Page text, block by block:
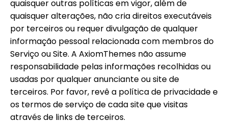
quaisquer outras políticas em vigor, além de
quaisquer alterações, não cria direitos executáveis
por terceiros ou requer divulgação de qualquer
informação pessoal relacionada com membros do
Serviço ou Site. A AxiomThemes não assume
responsabilidade pelas informações recolhidas ou
usadas por qualquer anunciante ou site de
terceiros. Por favor, revê a política de privacidade e
os termos de serviço de cada site que visitas
através de links de terceiros.